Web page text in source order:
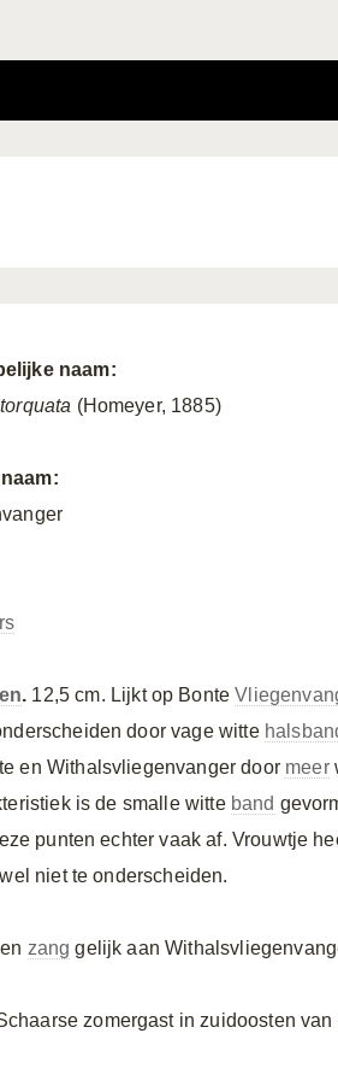
naam:
(Homeyer, 1885)
. 12,5 cm. Lijkt op Bonte
door vage witte
en Withalsvliegenvanger door meer
is de smalle witte band
punten echter vaak af. Vrouwtje
niet te onderscheiden.
zang gelijk aan
zomergast in zuidoosten van